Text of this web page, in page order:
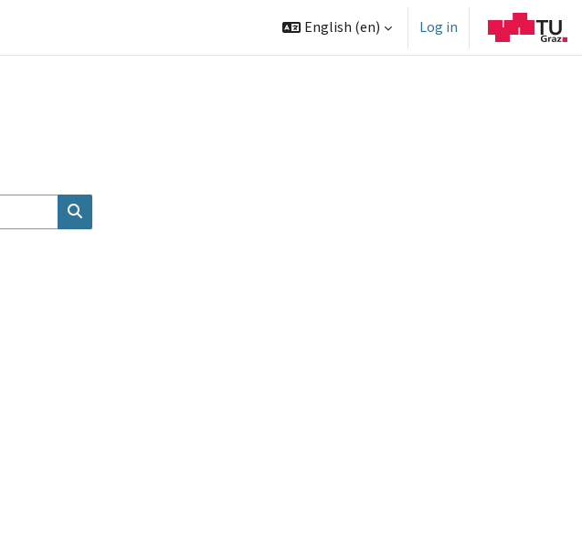
English ‎(en)‎ Log in
Search courses